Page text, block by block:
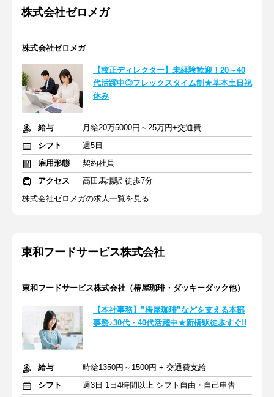
株式会社ゼロメガ
株式会社ゼロメガ
【校正ディレクター】未経験歓迎！20～40
代活躍中◎フレックスタイム制★基本土日祝
休み
給与
月給20万5000円～25万円+交通費
シフト
週5日
雇用形態
契約社員
アクセス
高田馬場駅 徒歩7分
株式会社ゼロメガの求人一覧を見る
東和フードサービス株式会社
東和フードサービス株式会社（椿屋珈琲・ダッキーダック他）
【本社事務】”椿屋珈琲”などを支える本部
事務♪30代・40代活躍中★新橋駅徒歩すぐ!!
給与
時給1350円～1500円 + 交通費支給
シフト
週3日 1日4時間以上 シフト自由・自己申告